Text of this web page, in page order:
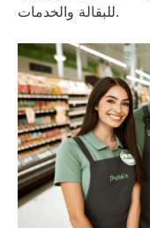
للبقالة والخدمات.